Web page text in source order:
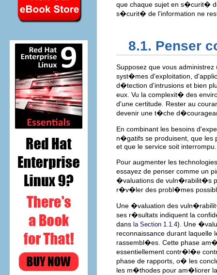
que chaque sujet en s�curit�
s�curit� de l'information ne
8.1. Penser
Supposez que vous
syst�mes d'exploitation,
d�tection d'intrusions et bien
eux. Vu la complexit� des
d'une certitude. Rester au
devenir une t�che
En combinant les besoins
n�gatifs se produisent, que
et que le service soit interrompu.
Pour augmenter les
essayez de penser comme un
�valuations de vuln�rabilit�s
r�v�ler des probl�mes
Une �valuation des
ses r�sultats indiquent la
dans la Section 1.1.4). Une
reconnaissance durant
rassembl�es. Cette phase
essentiellement contr�l�e
phase de rapports, o� les
les m�thodes pour am�liorer